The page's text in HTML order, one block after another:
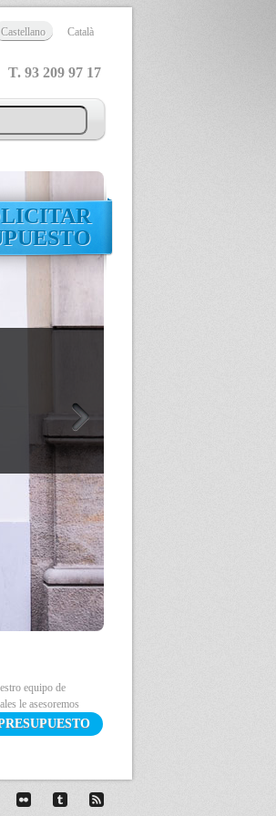
Castellano Català
93 209 97 17
equipo de
le asesoremos